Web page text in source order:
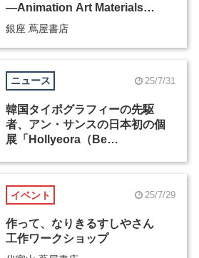
―Animation Art Materials
Exhibition」
銀座 蔦屋書店
ニュース 25/7/31
韓国タイポグラフィーの先駆
者、アン・サンスの日本初の個
展「Hollyeora（Be
イベント 25/7/29
作って、なりきるすしやさん
工作ワークショップ